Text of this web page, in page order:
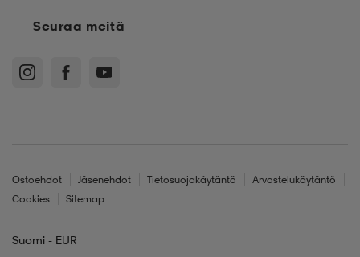
Seuraa meitä
Ostoehdot Jäsenehdot Tietosuojakäytäntö
Arvostelukäytäntö
Cookies
Sitemap
Suomi - EUR